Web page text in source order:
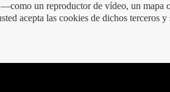
cambio de billetes y
un reproductor de vídeo, un mapa
acepta las cookies de dichos terceros y